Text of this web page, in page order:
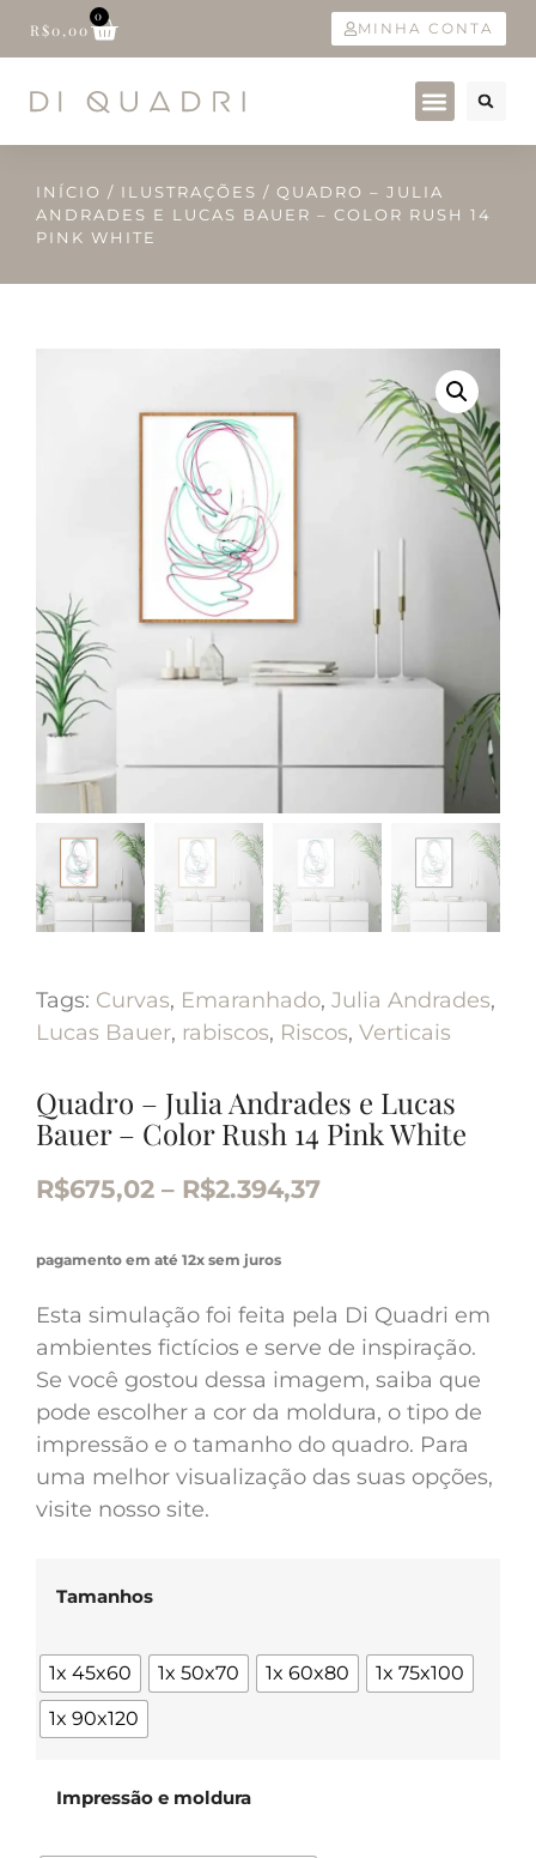
R$0,00
0
MINHA CONTA
INÍCIO / ILUSTRAÇÕES / QUADRO – JULIA
ANDRADES E LUCAS BAUER – COLOR RUSH 14
PINK WHITE
Tags: Curvas, Emaranhado, Julia Andrades,
Lucas Bauer, rabiscos, Riscos, Verticais
Quadro – Julia Andrades e Lucas
Bauer – Color Rush 14 Pink White
R$675,02 – R$2.394,37
pagamento em até 12x sem juros
Esta simulação foi feita pela Di Quadri em
ambientes fictícios e serve de inspiração.
Se você gostou dessa imagem, saiba que
pode escolher a cor da moldura, o tipo de
impressão e o tamanho do quadro. Para
uma melhor visualização das suas opções,
visite nosso site.
Tamanhos
1x 45x60 1x 50x70 1x 60x80
1x 75x100
1x 90x120
Impressão e moldura